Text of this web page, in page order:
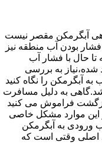
آبگرمکن مقصر نیست
بودن آب منطقه نیز
حال با فشار آب
شده،نیاز به بررسی
به آبگرمکن را نگاه کنید
به دلیل مسافرت
فراموش می کنید
این موارد مشکل خاصی
ورودی به آبگرمکن
اصلی وقتی است که